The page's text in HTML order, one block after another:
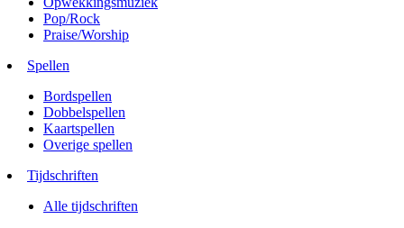
Pop/Rock
Praise/Worship
Spellen
Bordspellen
Dobbelspellen
Kaartspellen
Overige spellen
Tijdschriften
Alle tijdschriften